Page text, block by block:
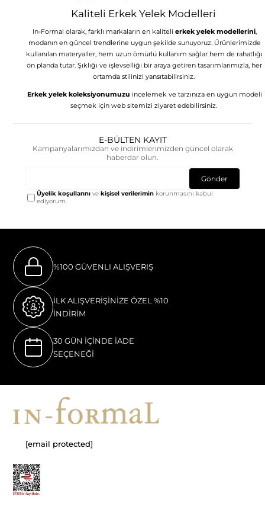
Kaliteli Erkek Yelek Modelleri
In-Formal olarak, farklı markaların en kaliteli erkek yelek modellerini,
modanın en güncel trendlerine uygun şekilde sunuyoruz. Ürünlerimizde
kullanılan materyaller, hem uzun ömürlü kullanım sağlar hem de rahatlığı
ön planda tutar. Şıklığı ve işlevselliği bir araya getiren tasarımlarımızla, her
ortamda stilinizi yansıtabilirsiniz.
Erkek yelek koleksiyonumuzu incelemek ve tarzınıza en uygun modeli
seçmek için web sitemizi ziyaret edebilirsiniz.
E-BÜLTEN KAYIT
Kampanyalarımızdan ve indirimlerimizden güncel olarak
haberdar olun.
Gönder
Üyelik koşullarını vekişisel verilerimin korunmasını kabul
ediyorum.
%100 GÜVENLI ALIŞVERIŞ
İLK ALIŞVERİŞİNİZE ÖZEL %10
İNDİRİM
30 GÜN İÇİNDE İADE
SEÇENEĞİ
[email protected]